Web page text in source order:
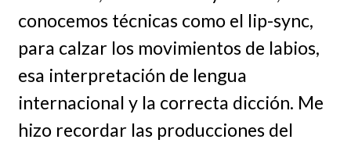
conocemos técnicas como el lip-sync,
para calzar los movimientos de labios,
esa interpretación de lengua
internacional y la correcta dicción. Me
hizo recordar las producciones del